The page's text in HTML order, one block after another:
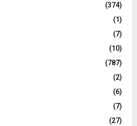
(374)
(1)
(7)
(10)
(787)
(2)
(6)
(7)
(27)